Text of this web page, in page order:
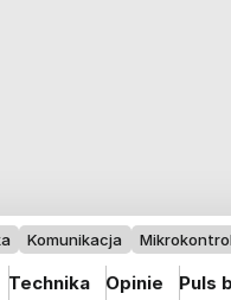
Komunikacja
Technika Opinie Puls